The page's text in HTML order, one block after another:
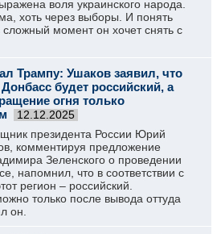
воля украинского народа.
хоть через выборы. И понять
момент он хочет снять с
Трампу: Ушаков заявил, что
будет российский, а
огня только
12.12.2025
президента России Юрий
комментируя предложение
Зеленского о проведении
напомнил, что в соответствии с
регион – российский.
только после вывода оттуда
он.